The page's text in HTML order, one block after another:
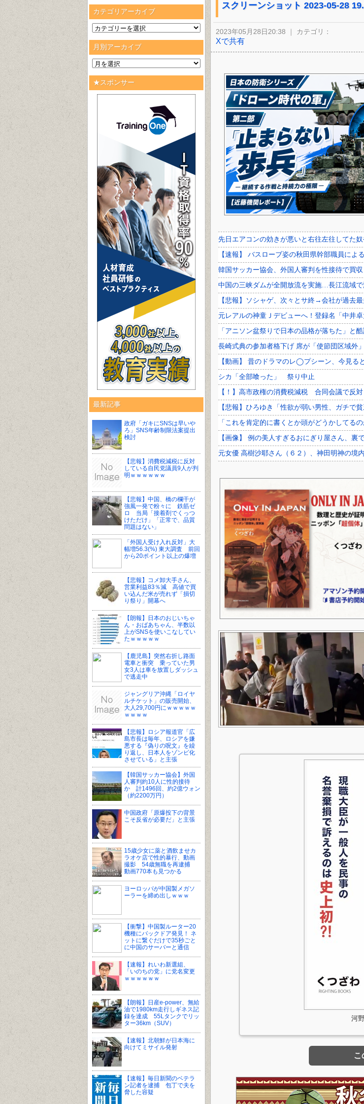
カテゴリアーカイブ
月別アーカイブ
★スポンサー
最新記事
政府「ガキにSNSは早いや
ろ」SNS年齢制限法案提出
検討
【悲報】消費税減税に反対
している自民党議員9人が判
明ｗｗｗｗｗｗ
【悲報】中国、橋の欄干が
強風一発で粉々に 鉄筋ゼ
ロ 当局「接着剤でくっつ
けただけ」「正常で、品質
問題はない」
「外国人受け入れ反対」大
幅増56.3(%) 東大調査 前回
から20ポイント以上の爆増
【悲報】コメ卸大手さん、
営業利益83％減 高値で買
い込んだ米が売れず「損切
り祭り」開幕へ
【朗報】日本のおじいちゃ
ん・おばあちゃん、半数以
上がSNSを使いこなしてい
たｗｗｗｗｗ
【鹿児島】突然右折し路面
電車と衝突 乗っていた男
女3人は車を放置しダッシュ
で逃走中
ジャングリア沖縄「ロイヤ
ルチケット」の販売開始、
大人29,700円にｗｗｗｗｗ
ｗｗｗｗ
【悲報】ロシア報道官「広
島市長は毎年、ロシアを嫌
悪する『偽りの呪文』を繰
り返し、日本人をゾンビ化
させている」と主張
【韓国サッカー協会】外国
人審判約10人に性的接待
か 計1496回、約2億ウォン
（約2200万円）
中国政府「原爆投下の背景
こそ反省が必要だ」と主張
15歳少女に薬と酒飲ませカ
ラオケ店で性的暴行、動画
撮影 54歳無職を再逮捕
動画770本も見つかる
ヨーロッパが中国製メガソ
ーラーを締め出しｗｗｗ
【衝撃】中国製ルーター20
機種にバックドア発見！ ネ
ットに繋ぐだけで35秒ごと
に中国のサーバーと通信
【速報】れいわ新選組、
「いのちの党」に党名変更
ｗｗｗｗｗｗ
【朗報】日産e-power、無給
油で1980km走行しギネス記
録を達成 55Lタンクでリッ
ター36km（SUV）
【速報】北朝鮮が日本海に
向けてミサイル発射
【速報】毎日新聞のベテラ
ン記者を逮捕 包丁で夫を
脅した容疑
スクリーンショット 2023-05-28
2023年05月28日20:38 ｜ カテゴリ：
Xで共有
河
こ